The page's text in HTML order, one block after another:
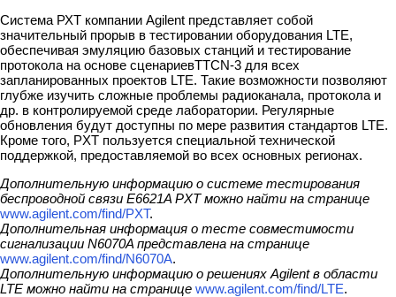
Система РХТ компании Agilent представляет собой
значительный прорыв в тестировании оборудования LTE,
обеспечивая эмуляцию базовых станций и тестирование
протокола на основе сценариевTTCN-3 для всех
запланированных проектов LTE. Такие возможности позволяют
глубже изучить сложные проблемы радиоканала, протокола и
др. в контролируемой среде лаборатории. Регулярные
обновления будут доступны по мере развития стандартов LTE.
Кроме того, PXT пользуется специальной технической
поддержкой, предоставляемой во всех основных регионах.
Дополнительную информацию о системе тестирования
беспроводной связи E6621A PXT можно найти на странице
www.agilent.com/find/PXT.
Дополнительная информация о тесте совместимости
сигнализации N6070A представлена на странице
www.agilent.com/find/N6070A.
Дополнительную информацию о решениях Agilent в области
LTE можно найти на странице www.agilent.com/find/LTE.